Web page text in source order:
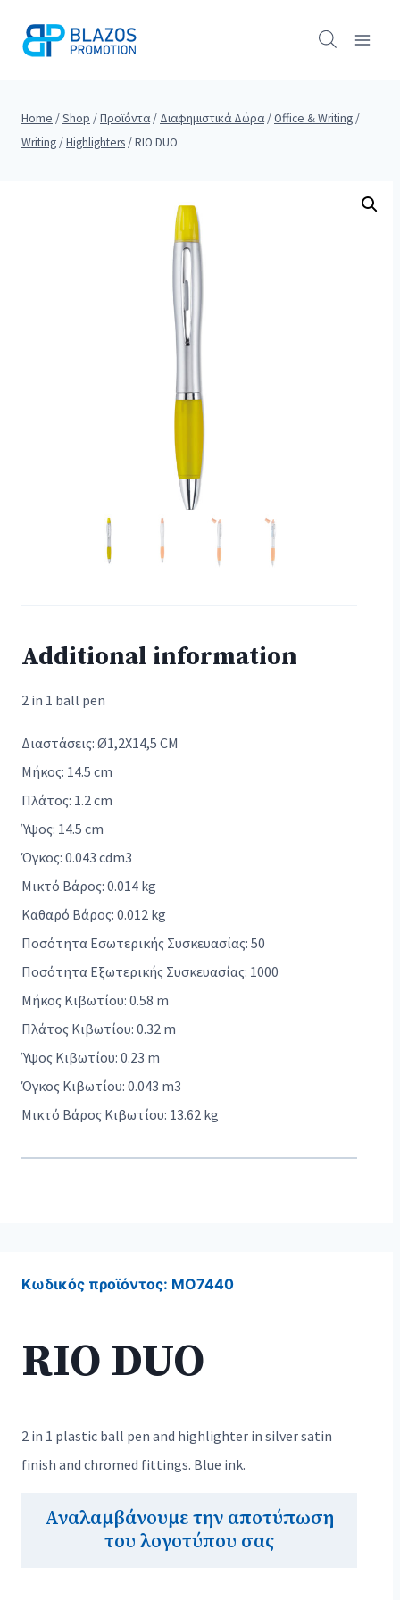
Home /Shop /Προϊόντα / Διαφημιστικά Δώρα /Office & Writing /
Writing /Highlighters /RIO DUO
Additional information
2 in 1 ball pen
Διαστάσεις: Ø1,2X14,5 CM
Μήκος: 14.5 cm
Πλάτος: 1.2 cm
Ύψος: 14.5 cm
Όγκος: 0.043 cdm3
Μικτό Βάρος: 0.014 kg
Καθαρό Βάρος: 0.012 kg
Ποσότητα Εσωτερικής Συσκευασίας: 50
Ποσότητα Εξωτερικής Συσκευασίας: 1000
Μήκος Κιβωτίου: 0.58 m
Πλάτος Κιβωτίου: 0.32 m
Ύψος Κιβωτίου: 0.23 m
Όγκος Κιβωτίου: 0.043 m3
Μικτό Βάρος Κιβωτίου: 13.62 kg
Κωδικός προϊόντος: MO7440
RIO DUO
2 in 1 plastic ball pen and highlighter in silver satin
finish and chromed fittings. Blue ink.
Αναλαμβάνουμε την αποτύπωση
του λογοτύπου σας